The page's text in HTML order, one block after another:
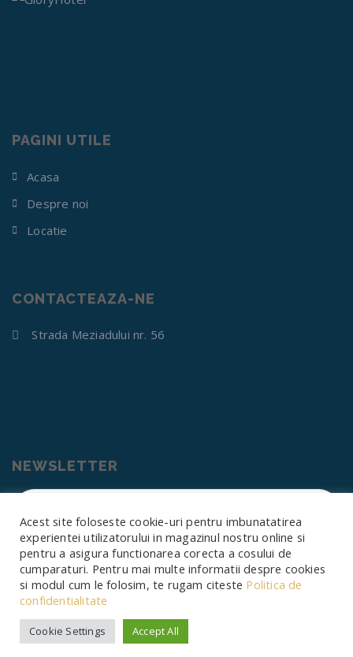
PAGINI UTILE
Acasa
Despre noi
Locatie
CONTACTEAZA-NE
Strada Meziadului nr. 56
NEWSLETTER
Am citit și sunt de acord cu termenii și condițiile
Acest site foloseste cookie-uri pentru imbunatatirea
experientei utilizatorului in magazinul nostru online si
pentru a asigura functionarea corecta a cosului de
cumparaturi. Pentru mai multe informatii despre cookies
si modul cum le folosim, te rugam citeste Politica de
confidentialitate
Cookie Settings Accept All